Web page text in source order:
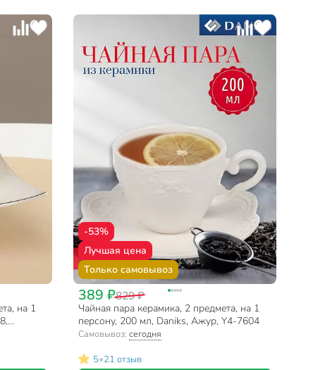
на 1
-53%
Лучшая цена
Только самовывоз
389 ₽829 ₽
Чайная пара керамика, 2 предмета, на 1
персону, 200 мл, Daniks, Ажур, Y4-7604
Самовывоз:сегодня
5•21 отзыв